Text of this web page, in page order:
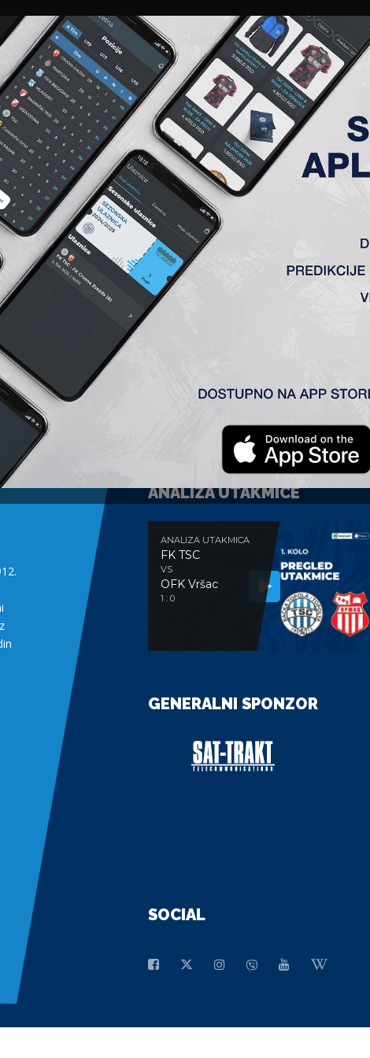
NEWS GALERIJE A TIM ČLANSTVO AKREDITACIJE KLUB AKADEMIJA
IŠTVAN
ANALIZA UTAKMICE
ANALIZA UTAKMICA
FK TSC
VS
OFK Vršac
1 : 0
GENERALNI SPONZOR
SOCIAL